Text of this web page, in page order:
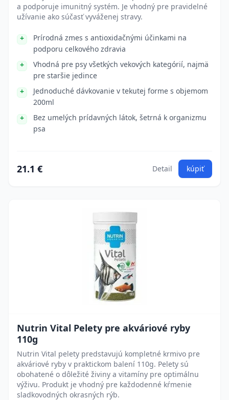
a podporuje imunitný systém. Je vhodný pre pravidelné
užívanie ako súčasť vyváženej stravy.
Prírodná zmes s antioxidačnými účinkami na
podporu celkového zdravia
Vhodná pre psy všetkých vekových kategórií, najmä
pre staršie jedince
Jednoduché dávkovanie v tekutej forme s objemom
200ml
Bez umelých prídavných látok, šetrná k organizmu
psa
21.1 € Detail kúpiť
Nutrin Vital Pelety pre akváriové ryby
110g
Nutrin Vital pelety predstavujú kompletné krmivo pre
akváriové ryby v praktickom balení 110g. Pelety sú
obohatené o dôležité živiny a vitamíny pre optimálnu
výživu. Produkt je vhodný pre každodenné kŕmenie
sladkovodných okrasných rýb.